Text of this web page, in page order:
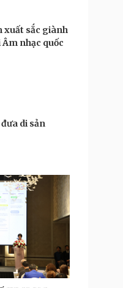
xuất sắc giành
Âm nhạc quốc
di sản